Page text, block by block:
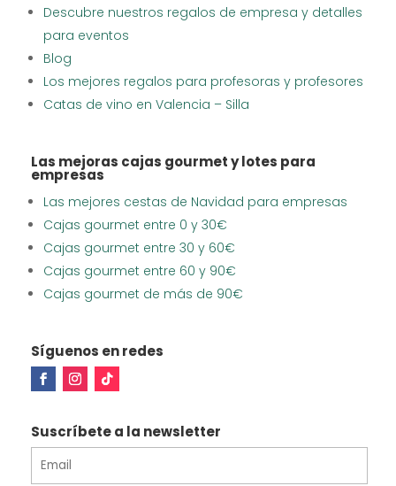
Descubre nuestros regalos de empresa y detalles
para eventos
Blog
Los mejores regalos para profesoras y profesores
Catas de vino en Valencia – Silla
Las mejoras cajas gourmet y lotes para
empresas
Las mejores cestas de Navidad para empresas
Cajas gourmet entre 0 y 30€
Cajas gourmet entre 30 y 60€
Cajas gourmet entre 60 y 90€
Cajas gourmet de más de 90€
Síguenos en redes
Suscríbete a la newsletter